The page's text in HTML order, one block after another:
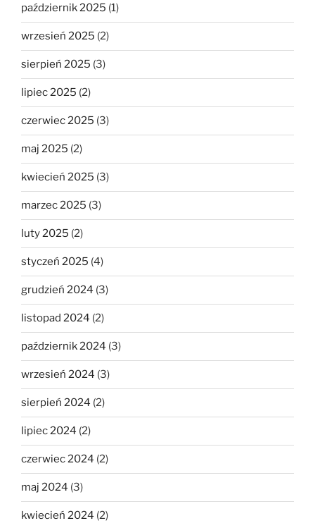
październik 2025 (1)
wrzesień 2025 (2)
sierpień 2025 (3)
lipiec 2025 (2)
czerwiec 2025 (3)
maj 2025 (2)
kwiecień 2025 (3)
marzec 2025 (3)
luty 2025 (2)
styczeń 2025 (4)
grudzień 2024 (3)
listopad 2024 (2)
październik 2024 (3)
wrzesień 2024 (3)
sierpień 2024 (2)
lipiec 2024 (2)
czerwiec 2024 (2)
maj 2024 (3)
kwiecień 2024 (2)